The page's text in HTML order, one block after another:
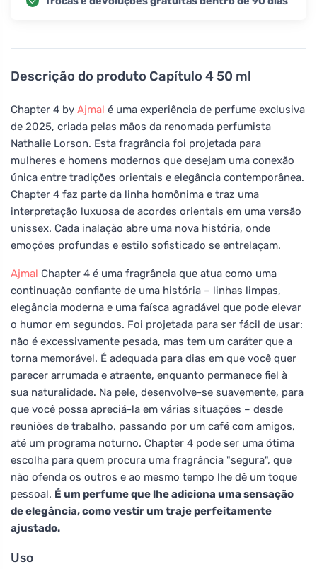
Descrição do produto Capítulo 4 50 ml
Chapter 4 by Ajmal é uma experiência de perfume exclusiva
de 2025, criada pelas mãos da renomada perfumista
Nathalie Lorson. Esta fragrância foi projetada para
mulheres e homens modernos que desejam uma conexão
única entre tradições orientais e elegância contemporânea.
Chapter 4 faz parte da linha homônima e traz uma
interpretação luxuosa de acordes orientais em uma versão
unissex. Cada inalação abre uma nova história, onde
emoções profundas e estilo sofisticado se entrelaçam.
Ajmal Chapter 4 é uma fragrância que atua como uma
continuação confiante de uma história – linhas limpas,
elegância moderna e uma faísca agradável que pode elevar
o humor em segundos. Foi projetada para ser fácil de usar:
não é excessivamente pesada, mas tem um caráter que a
torna memorável. É adequada para dias em que você quer
parecer arrumada e atraente, enquanto permanece fiel à
sua naturalidade. Na pele, desenvolve-se suavemente, para
que você possa apreciá-la em várias situações – desde
reuniões de trabalho, passando por um café com amigos,
até um programa noturno. Chapter 4 pode ser uma ótima
escolha para quem procura uma fragrância "segura", que
não ofenda os outros e ao mesmo tempo lhe dê um toque
pessoal. É um perfume que lhe adiciona uma sensação
de elegância, como vestir um traje perfeitamente
ajustado.
Uso